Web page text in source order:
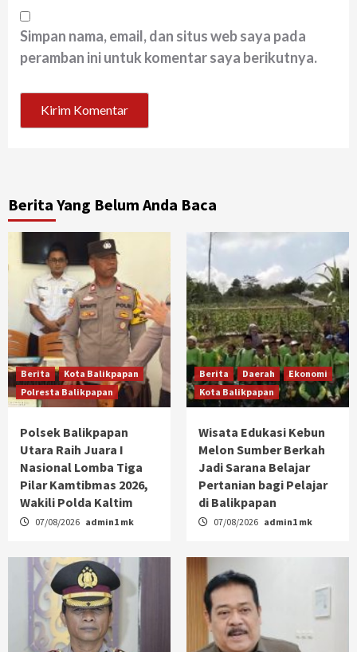
Simpan nama, email, dan situs web saya pada
peramban ini untuk komentar saya berikutnya.
Berita Yang Belum Anda Baca
Berita
Kota Balikpapan
Polresta Balikpapan
Polsek Balikpapan
Utara Raih Juara I
Nasional Lomba Tiga
Pilar Kamtibmas 2026,
Wakili Polda Kaltim
07/08/2026 admin1 mk
Berita Daerah
Ekonomi
Kota Balikpapan
Wisata Edukasi Kebun
Melon Sumber Berkah
Jadi Sarana Belajar
Pertanian bagi Pelajar
di Balikpapan
07/08/2026 admin1 mk